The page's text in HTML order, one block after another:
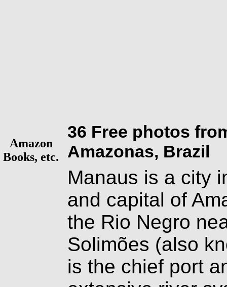
Amazon
Books, etc.
36 Free photos
Amazonas, Brazil
Manaus is a city
and capital of
the Rio Negro
Solimões (also
is the chief port